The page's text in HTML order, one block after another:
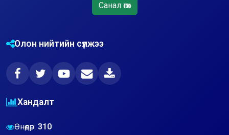
Санал өгөх
Олон нийтийн сүлжээ
Хандалт
Өнөөдөр: 310